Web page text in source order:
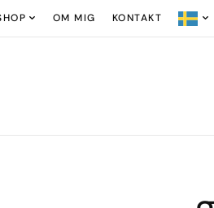
OM MIG KONTAKT